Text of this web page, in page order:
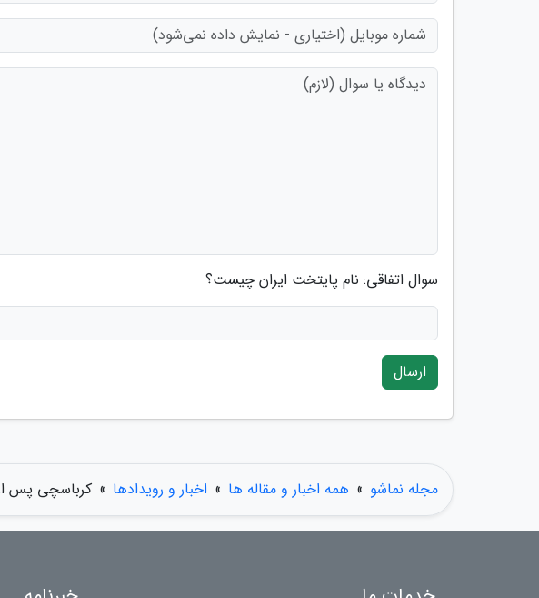
سوال اتفاقی: نام پایتخت ایران چیست؟
ارسال
مجله نماشو » همه اخبار و مقاله ها » اخبار و رویدادها » کرباسچی پس